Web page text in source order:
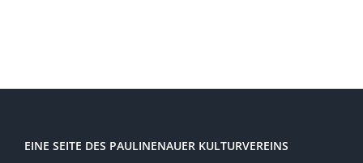
EINE SEITE DES PAULINENAUER KULTURVEREINS